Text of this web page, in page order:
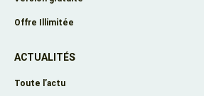
Offre Illimitée
ACTUALITÉS
Toute l’actu